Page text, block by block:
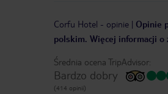
Corfu Hotel - opinie | Opinie
polskim. Więcej informacji o
Średnia ocena TripAdvisor:
Bardzo dobry
(414 opinii)